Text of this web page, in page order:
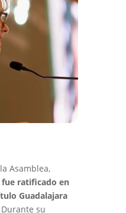
Asamblea,
fue ratificado en
Guadalajara
su